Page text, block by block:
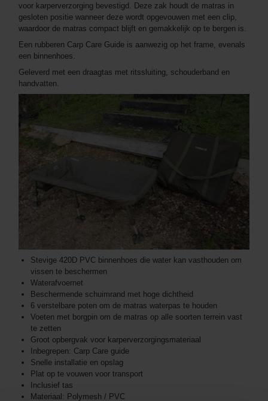
voor karperverzorging bevestigd. Deze zak houdt de matras in
gesloten positie wanneer deze wordt opgevouwen met een clip,
waardoor de matras compact blijft en gemakkelijk op te bergen is.
Een rubberen Carp Care Guide is aanwezig op het frame, evenals
een binnenhoes.
Geleverd met een draagtas met ritssluiting, schouderband en
handvatten.
Stevige 420D PVC binnenhoes die water kan vasthouden om
vissen te beschermen
Waterafvoernet
Beschermende schuimrand met hoge dichtheid
6 verstelbare poten om de matras waterpas te houden
Voeten met borgpin om de matras op alle soorten terrein vast
te zetten
Groot opbergvak voor karperverzorgingsmateriaal
Inbegrepen: Carp Care guide
Snelle installatie en opslag
Plat op te vouwen voor transport
Inclusief tas
Materiaal: Polymesh / PVC